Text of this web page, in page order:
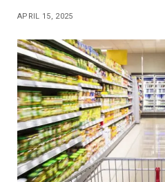
APRIL 15, 2025